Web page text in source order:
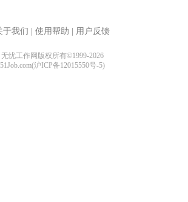
于我们 使用帮助 用户反馈
无忧工作网版权所有©1999-2026
51Job.com(沪ICP备12015550号-5)